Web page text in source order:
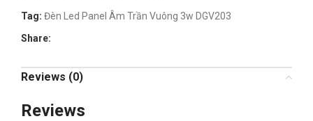
Tag: Đèn Led Panel Âm Trần Vuông 3w DGV203
Share:
Reviews (0)
Reviews